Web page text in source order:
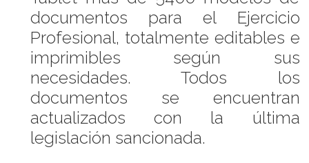
documentos para el Ejercicio
Profesional, totalmente editables e
imprimibles según sus
necesidades. Todos los
documentos se encuentran
actualizados con la última
legislación sancionada.